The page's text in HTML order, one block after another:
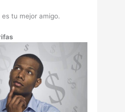
tu mejor amigo.